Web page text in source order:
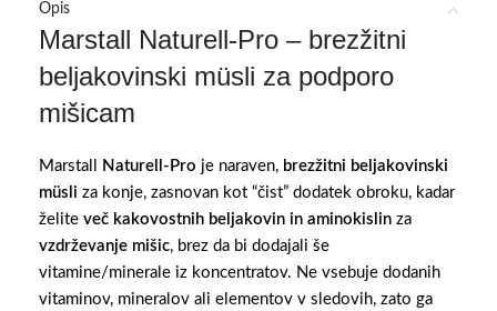
Opis
Marstall Naturell-Pro – brezžitni
beljakovinski müsli za podporo
mišicam
Marstall Naturell-Pro je naraven, brezžitni beljakovinski
müsli za konje, zasnovan kot “čist” dodatek obroku, kadar
želite več kakovostnih beljakovin in aminokislin za
vzdrževanje mišic, brez da bi dodajali še
vitamine/minerale iz koncentratov. Ne vsebuje dodanih
vitaminov, mineralov ali elementov v sledovih, zato ga